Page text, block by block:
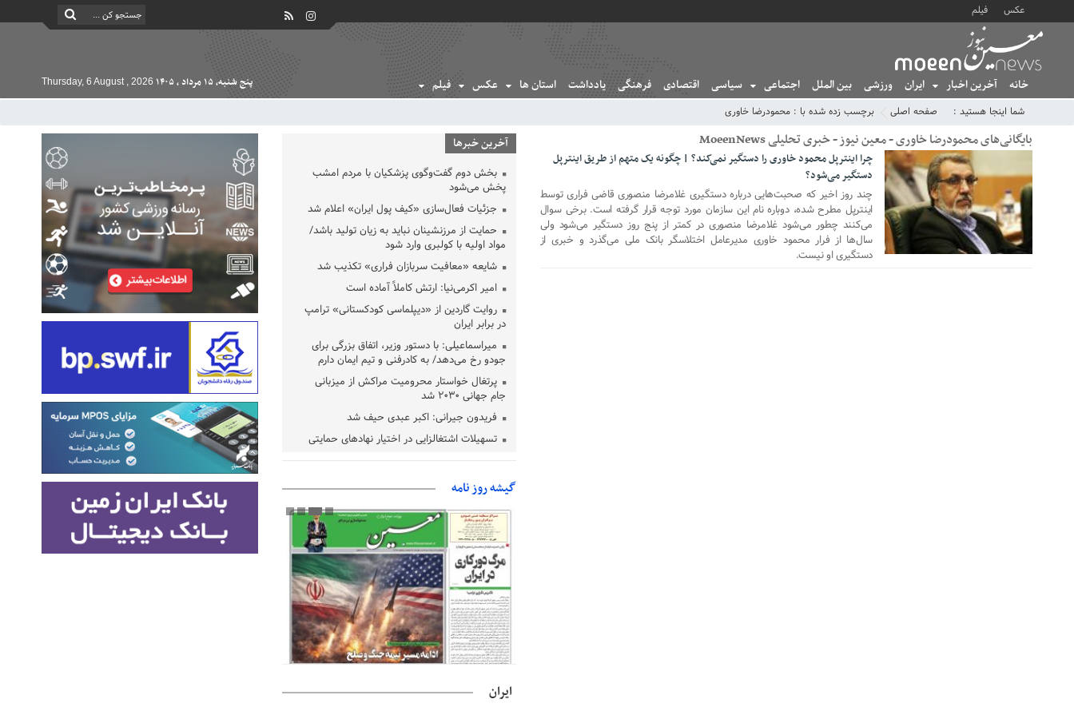
عکس فیلم
خانه آخرین اخبار ایران ورزشی بین الملل اجتماعی سیاسی اقتصادی فرهنگی یادداشت استان ها عکس فیلم پنج شنبه, ۱۵ مرداد , ۱۴۰۵ Thursday, 6 August , 2026
شما اینجا هستید : صفحه اصلی برچسب زده شده با : محمودرضا خاوری
بایگانی‌های محمودرضا خاوری - معین نیوز - خبری تحلیلی MoeenNews
17 ژوئن 2020
چرا اینترپل محمود خاوری را دستگیر نمی‌کند؟ | چگونه یک متهم از طریق اینترپل
دستگیر می‌شود؟
چند روز اخیر که صحبت‌هایی درباره دستگیری غلامرضا منصوری قاضی فراری توسط
اینترپل مطرح شده، دوباره نام این سازمان مورد توجه قرار گرفته است. برخی سوال
می‌کنند چطور می‌شود غلامرضا منصوری در کمتر از پنج روز دستگیر می‌شود ولی
سال‌ها از فرار محمود خاوری مدیرعامل اختلاسگر بانک ملی می‌گذرد و خبری از
دستگیری او نیست.
آخرین خبرها
بخش دوم گفت‌وگوی پزشکیان با مردم امشب
پخش می‌شود
جزئیات فعال‌سازی «کیف پول ایران» اعلام شد
حمایت از مرزنشینان نباید به زیان تولید باشد/
مواد اولیه با کولبری وارد شود
شایعه «معافیت سربازان فراری» تکذیب شد
امیر اکرمی‌نیا: ارتش کاملاً آماده است
روایت گاردین از «دیپلماسی کودکستانی» ترامپ
در برابر ایران
میراسماعیلی: با دستور وزیر، اتفاق بزرگی برای
جودو رخ می‌دهد/ به کادرفنی و تیم ایمان دارم
پرتغال خواستار محرومیت مراکش از میزبانی
جام جهانی ۲۰۳۰ شد
فریدون جیرانی: اکبر عبدی حیف شد
تسهیلات اشتغالزایی در اختیار نهادهای حمایتی
فدراسیون فوتبال با حضور قلعه‌نویی مشخص شد
دفتر رهبر انقلاب: مطالب خارج از مراجع رسمی
فاقد سندیت است
بقائی: فضای مذاکرات فنی و سیاسی ایران و
عمان درباره تنگه هرمز، مثبت است
رئیس سازمان جهاد کشاورزی استان: کشاورزان
گیلان نسبت به دریافت یارانه کود اقدام کنند
تمدید مهلت اظهارنامه‌های مالیاتی سال ۱۴۰۴ تا
پایان شهریورماه
گیشه روز نامه
ایران